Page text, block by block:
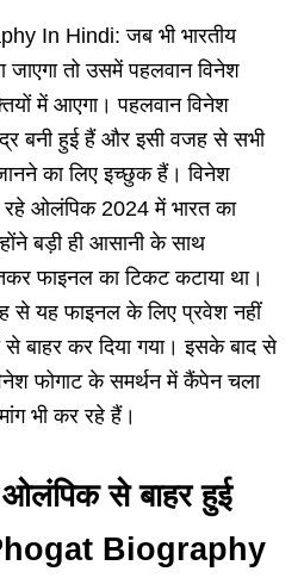
In Hindi: जब भी भारतीय
जाएगा तो उसमें पहलवान विनेश
में आएगा। पहलवान विनेश
बनी हुई हैं और इसी वजह से सभी
का लिए इच्छुक हैं। विनेश
रहे ओलंपिक 2024 में भारत का
बड़ी ही आसानी के साथ
फाइनल का टिकट कटाया था।
से यह फाइनल के लिए प्रवेश नहीं
से बाहर कर दिया गया। इसके बाद से
फोगाट के समर्थन में कैंपेन चला
भी कर रहे हैं।
से बाहर हुई
Biography